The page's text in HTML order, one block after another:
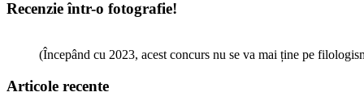
Recenzie într-o fotografie!
(Începând cu 2023, acest concurs nu se va mai ține pe
Articole recente